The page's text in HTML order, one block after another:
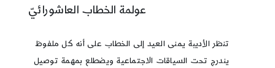
عولمة الخطاب العاشورائيّ
تنظر الأديبة يمنى العيد إلى الخطاب على أنه كل ملفوظ
يندرج تحت السياقات الاجتماعية ويضطلع بمهمة توصيل